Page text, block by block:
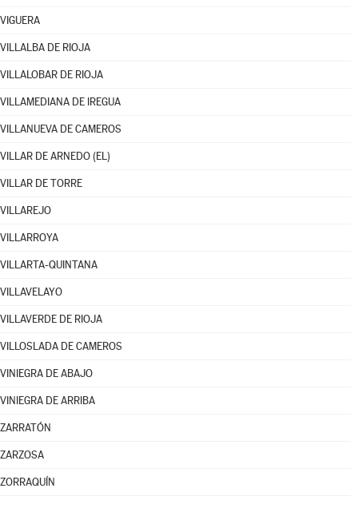
VIGUERA
VILLALBA DE RIOJA
VILLALOBAR DE RIOJA
VILLAMEDIANA DE IREGUA
VILLANUEVA DE CAMEROS
VILLAR DE ARNEDO (EL)
VILLAR DE TORRE
VILLAREJO
VILLARROYA
VILLARTA-QUINTANA
VILLAVELAYO
VILLAVERDE DE RIOJA
VILLOSLADA DE CAMEROS
VINIEGRA DE ABAJO
VINIEGRA DE ARRIBA
ZARRATÓN
ZARZOSA
ZORRAQUÍN